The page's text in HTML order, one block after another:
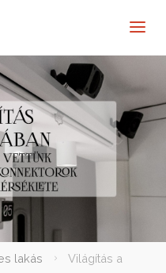
lakás
Világítás a